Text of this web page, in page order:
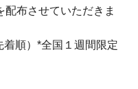
布させていただきま
順）*全国１週間限定